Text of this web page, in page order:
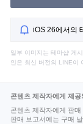
iOS 26에서의
일부 이미지는 테마샵 게
인은 최신 버전의 LINE이
콘텐츠 제작자에게 제공
콘텐츠 제작자에게 판
판매 보고서에는 구매